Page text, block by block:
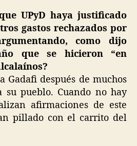
UPyD haya justificado
gastos rechazados por
como dijo
que se hicieron “en
Gadafi después de muchos
su pueblo. Cuando no hay
afirmaciones de este
pillado con el carrito del